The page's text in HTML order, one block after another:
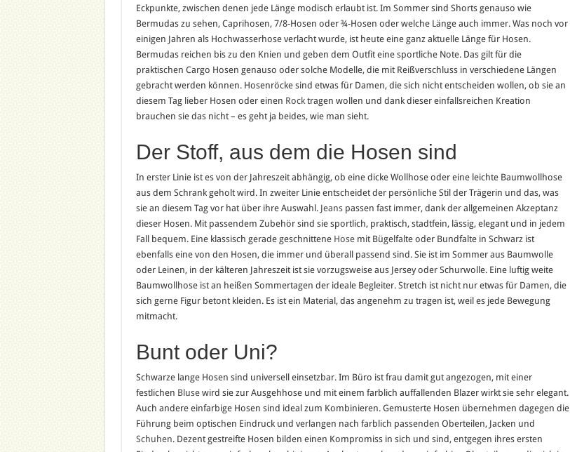
Eckpunkte, zwischen denen jede Länge modisch erlaubt ist. Im Sommer sind Shorts genauso wie
Bermudas zu sehen, Caprihosen, 7/8-Hosen oder ¾-Hosen oder welche Länge auch immer. Was noch vor
einigen Jahren als Hochwasserhose verlacht wurde, ist heute eine ganz aktuelle Länge für Hosen.
Bermudas reichen bis zu den Knien und geben dem Outfit eine sportliche Note. Das gilt für die
praktischen Cargo Hosen genauso oder solche Modelle, die mit Reißverschluss in verschiedene Längen
gebracht werden können. Hosenröcke sind etwas für Damen, die sich nicht entscheiden wollen, ob sie an
diesem Tag lieber Hosen oder einen Rocktragen wollen und dank dieser einfallsreichen Kreation
brauchen sie das nicht – es geht ja beides, wie man sieht.
Der Stoff, aus dem die Hosen sind
In erster Linie ist es von der Jahreszeit abhängig, ob eine dicke Wollhose oder eine leichte Baumwollhose
aus dem Schrank geholt wird. In zweiter Linie entscheidet der persönliche Stil der Trägerin und das, was
sie an diesem Tag vor hat über ihre Auswahl. Jeanspassen fast immer, dank der allgemeinen Akzeptanz
dieser Hosen. Mit passendem Zubehör sind sie sportlich, praktisch, stadtfein, lässig, elegant und in jedem
Fall bequem. Eine klassisch gerade geschnittene Hosemit Bügelfalte oder Bundfalte in Schwarz ist
ebenfalls eine von den Hosen, die immer und überall passend sind. Sie ist im Sommer aus Baumwolle
oder Leinen, in der kälteren Jahreszeit ist sie vorzugsweise aus Jersey oder Schurwolle. Eine luftig weite
Baumwollhose ist an heißen Sommertagen der ideale Begleiter. Stretch ist nicht nur etwas für Damen, die
sich gerne Figur betont kleiden. Es ist ein Material, das angenehm zu tragen ist, weil es jede Bewegung
mitmacht.
Bunt oder Uni?
Schwarze lange Hosen sind universell einsetzbar. Im Büro ist frau damit gut angezogen, mit einer
festlichen Blusewird sie zur Ausgehhose und mit einem farblich auffallenden Blazer wirkt sie sehr elegant.
Auch andere einfarbige Hosen sind ideal zum Kombinieren. Gemusterte Hosen übernehmen dagegen die
Führung beim optischen Eindruck und verlangen nach farblich passenden Oberteilen, Jacken und
Schuhen. Dezent gestreifte Hosen bilden einen Kompromiss in sich und sind, entgegen ihres ersten